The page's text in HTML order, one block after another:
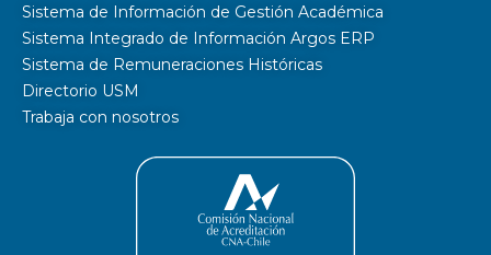
Sistema de Información de Gestión Académica
Sistema Integrado de Información Argos ERP
Sistema de Remuneraciones Históricas
Directorio USM
Trabaja con nosotros